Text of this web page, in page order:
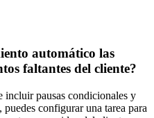
automático las
faltantes del cliente?
incluir pausas condicionales y
configurar una tarea para